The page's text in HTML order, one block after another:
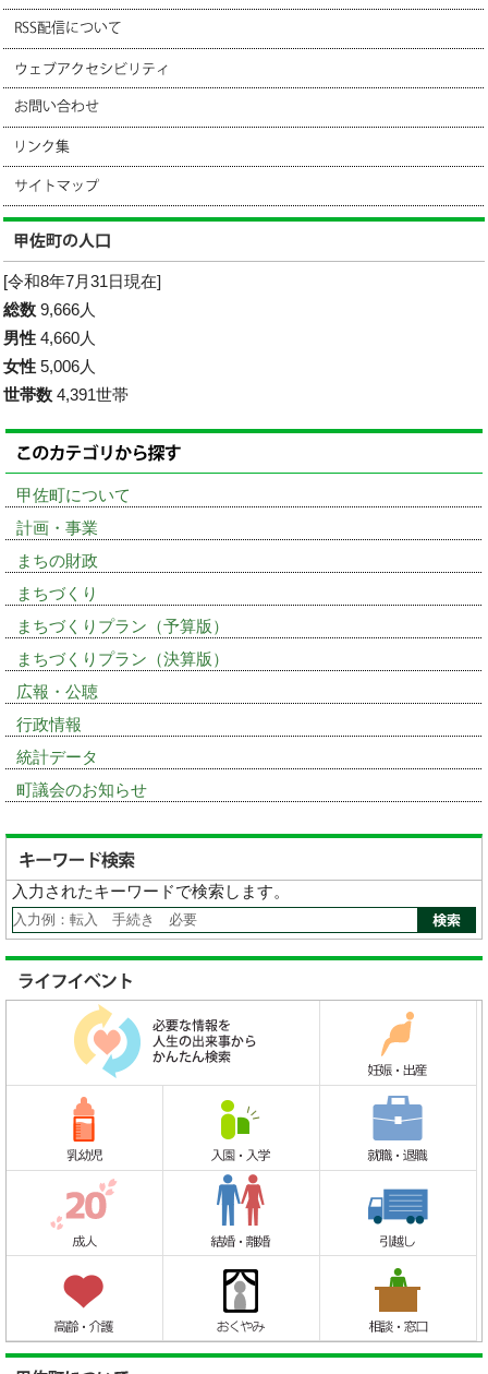
[令和8年7月31日現在]
総数 9,666人
男性 4,660人
女性 5,006人
世帯数 4,391世帯
甲佐町について
計画・事業
まちの財政
まちづくり
まちづくりプラン（予算版）
まちづくりプラン（決算版）
広報・公聴
行政情報
統計データ
町議会のお知らせ
入力されたキーワードで検索します。